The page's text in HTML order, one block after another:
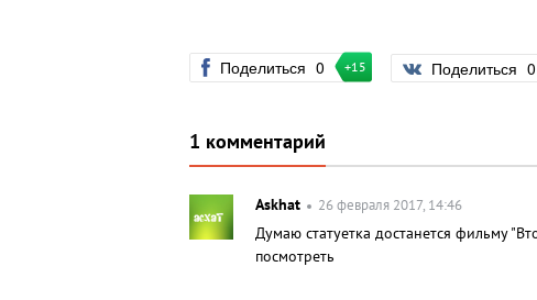
Поделиться 0 +15 Поделиться 0
1 комментарий
Askhat 26 февраля 2017, 14:46
Думаю статуетка достанется фильму
посмотреть